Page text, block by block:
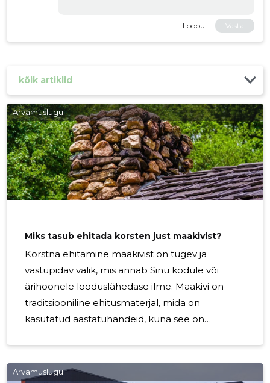
Loobu Vasta
kõik artiklid
Arvamuslugu
Miks tasub ehitada korsten just maakivist?
Korstna ehitamine maakivist on tugev ja
vastupidav valik, mis annab Sinu kodule või
ärihoonele looduslähedase ilme. Maakivi on
traditsiooniline ehitusmaterjal, mida on
kasutatud aastatuhandeid, kuna see on
ehitamise teenust. Meie kogenud ja
Arvamuslugu